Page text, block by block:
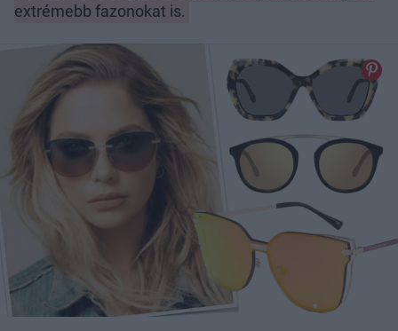
extrémebb fazonokat is.